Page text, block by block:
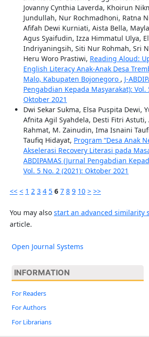
Jovanny Cynthia Laverda, Khoirun
Jundullah, Nur Rochmadhoni, Ratna
Afifah Dewi Kurniati, Aista Bella,
Agus Syaifudin, Izza Himmatul Ulya,
Indriyaningsih, Siti Nur Rohmah, Sri
Heru Woro Prastiwi, Reading Aloud:
English Literacy Anak-Anak Desa
Malo, Kabupaten Bojonegoro , J-
Pengabdian Kepada Masyarakat): Vol.
Oktober 2021
Dwi Sekar Sukma, Elsa Puspita Dewi,
Afnita Agil Syahdela, Desti Fitri Astuti,
Rahmat, M. Zainudin, Ima Isnaini
Taufiq Hidayat, Program “Desa Anak
Akselerasi Recovery Literasi pada
ABDIPAMAS (Jurnal Pengabdian
Vol. 5 No. 2 (2021): Oktober 2021
<< < 1 2 3 4 5 6 7 8 9 10 > >>
You may also start an advanced similarity
article.
Open Journal Systems
INFORMATION
For Readers
For Authors
For Librarians